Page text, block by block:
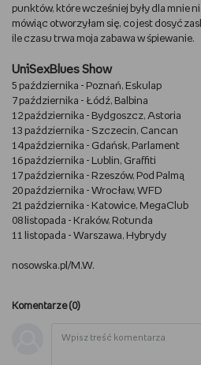
RYSUJĘ
WYWIADY
WSZYSTKO O LEGO
REDAKCJA
WYDARZENIA
punktów, które wcześniej były dla mnie
mówiąc otworzyłam się, co jest dosyć
ile czasu trwa moja zabawa w śpiewanie.
UniSexBlues Show
5 października - Poznań, Eskulap
7 października - Łódź, Balbina
12 października - Bydgoszcz, Astoria
13 października - Szczecin, Cancan
14 października - Gdańsk, Parlament
16 października - Lublin, Graffiti
17 października - Rzeszów, Pod Palmą
20 października - Wrocław, WFD
21 października - Katowice, MegaClub
08 listopada - Kraków, Rotunda
11 listopada - Warszawa, Hybrydy
nosowska.pl/M.W.
Komentarze (0)